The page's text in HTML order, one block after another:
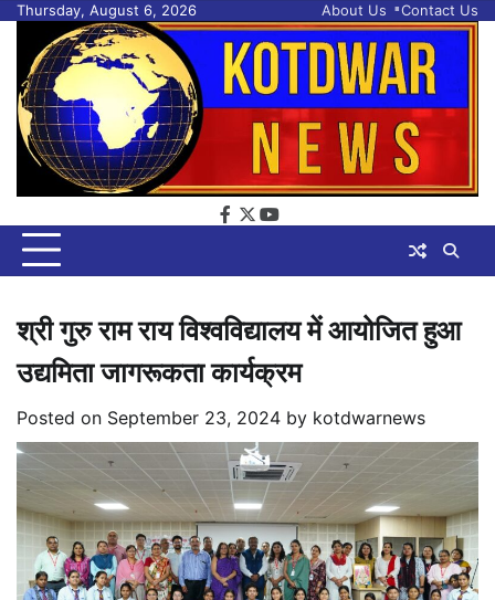
Skip
content
Thursday, August 6, 2026 About Us Contact Us
facebook
twitter
youtube
श्री गुरु राम राय विश्वविद्यालय में आयोजित हुआ
उद्यमिता जागरूकता कार्यक्रम
Posted on September 23, 2024 by kotdwarnews